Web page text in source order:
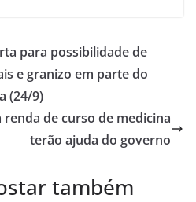
para possibilidade de
e granizo em parte do
(24/9)
renda de curso de medicina
terão ajuda do governo
também